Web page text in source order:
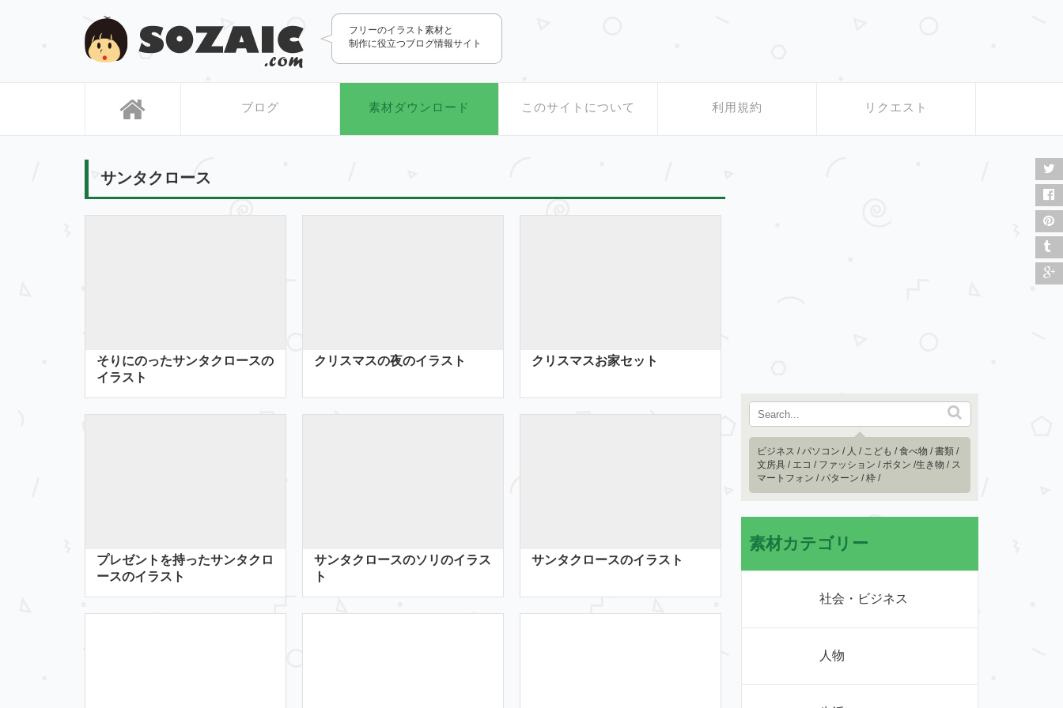
SOZAIC.com
フリーのイラスト素材と
制作に役立つブログ情報サイト
ブログ 素材ダウンロード このサイトについて 利用規約 リクエスト
サンタクロース
そりにのったサンタクロースの
イラスト
クリスマスの夜のイラスト クリスマスお家セット
プレゼントを持ったサンタクロ
ースのイラスト
サンタクロースのソリのイラス
ト
サンタクロースのイラスト
ビジネス /パソコン / 人 / こども /食べ物 /書類 /
文房具 / エコ / ファッション /ボタン /生き物 / ス
マートフォン /パターン /枠 /
素材カテゴリー
社会・ビジネス
人物